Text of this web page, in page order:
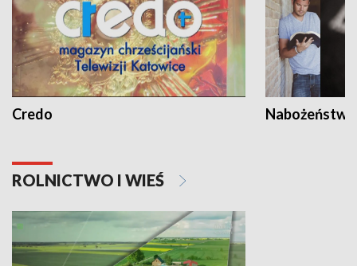
Credo
ROLNICTWO I WIEŚ